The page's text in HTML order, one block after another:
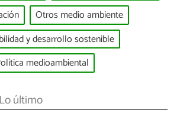
Otros medio ambiente
y desarrollo sostenible
medioambiental
Lo último